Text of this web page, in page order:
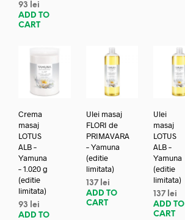
93
lei
ADD TO
CART
Crema
masaj
LOTUS
ALB –
Yamuna
– 1.020 g
(editie
limitata)
93
lei
ADD TO
Ulei masaj
FLORI de
PRIMAVARA
– Yamuna
(editie
limitata)
137 lei
ADD TO
CART
Ulei
masaj
LOTUS
ALB –
Yamuna
(editie
limitata)
137 lei
ADD TO
CART